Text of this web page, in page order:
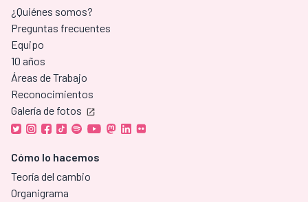
¿Quiénes somos?
Preguntas frecuentes
Equipo
10 años
Áreas de Trabajo
Reconocimientos
Galería de fotos
Cómo lo hacemos
Teoría del cambio
Organigrama